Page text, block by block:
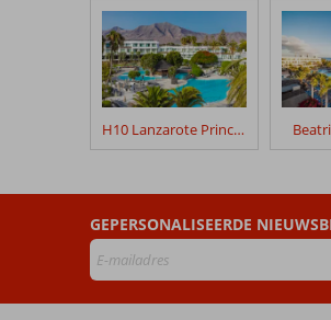
in
Sol
Lanzarote
Beoordelingen
die
ouder
dan
48
maanden
worden
niet
meer
H10 Lanzarote Princess
GEPERSONALISEERDE